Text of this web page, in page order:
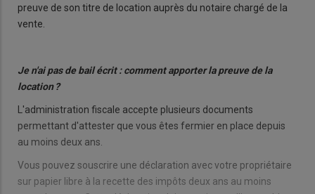
preuve de son titre de location auprès du notaire chargé de la
vente.
Je n'ai pas de bail écrit : comment apporter la preuve de la
location ?
L'administration fiscale accepte plusieurs documents
permettant d'attester que vous êtes fermier en place depuis
au moins deux ans.
Vous pouvez souscrire une déclaration avec votre propriétaire
sur papier libre à la recette des impôts deux ans au moins